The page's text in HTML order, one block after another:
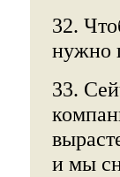
32.
нужно
33.
и мы